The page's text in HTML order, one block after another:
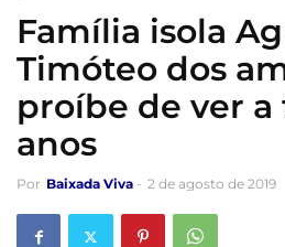
Família isola
Timóteo dos
proíbe de ver a
anos
Por Baixada Viva - 2 de agosto de 2019